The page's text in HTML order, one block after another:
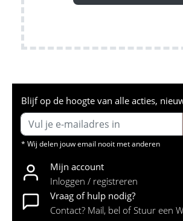
Blijf op de hoogte van alle acties,
* Wij delen jouw email nooit met anderen
Mijn account
Inloggen / registreren
Vraag of hulp nodig?
Contact? Mail, bel of Stuur een